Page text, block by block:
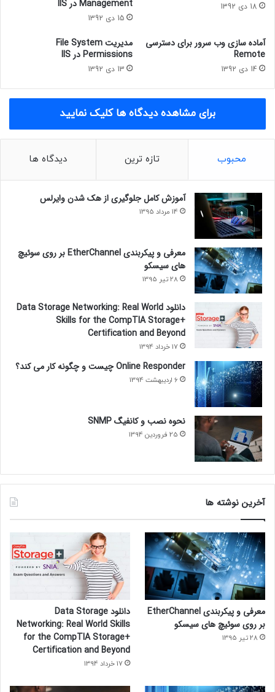
18 دی 1392 Management در IIS
15 دی 1392
آماده سازی وب سرور برای دسترسی
Remote
14 دی 1392
مدیریت File System
Permissions در IIS
13 دی 1392
برای مشاهده دیدگاه ها کلیک نمایید
محبوب تازه ترین دیدگاه ها
آموزش کامل جلوگیری از هک شدن وایرلس
14 مرداد 1395
معرفی و پیکربندی EtherChannel بر روی سوئیچ
های سیسکو
28 تیر 1395
دانلود Data Storage Networking: Real World
Skills for the CompTIA Storage+
Certification and Beyond
17 خرداد 1394
Online Responder چیست و چگونه کار می کند؟
6 اردیبهشت 1394
نحوه نصب و کانفیگ SNMP
25 فروردین 1394
آخرین نوشته ها
معرفی و پیکربندی EtherChannel
بر روی سوئیچ های سیسکو
28 تیر 1395
دانلود Data Storage
Networking: Real World Skills
for the CompTIA Storage+
Certification and Beyond
17 خرداد 1394